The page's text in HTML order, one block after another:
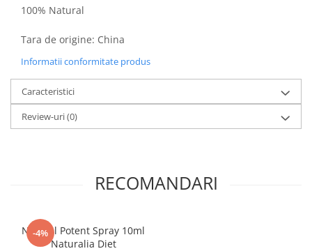
100% Natural
Tara de origine: China
Informatii conformitate produs
Caracteristici
Review-uri(0)
RECOMANDARI
-4%
Natural Potent Spray 10ml
Naturalia Diet